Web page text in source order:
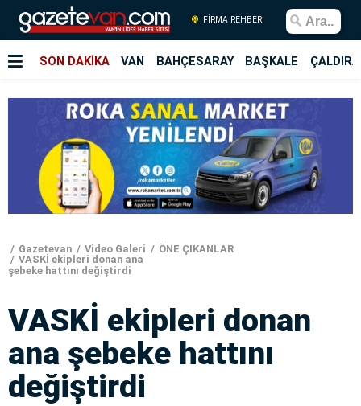
FİRMA REHBERİ
SON DAKİKA VAN BAHÇESARAY BAŞKALE
Gazetevan Video Galeri
ÖNE ÇIKANLAR
VASKİ ekipleri donan ana
şebeke hattını değiştirdi
VASKİ ekipleri donan
ana şebeke hattını
değiştirdi